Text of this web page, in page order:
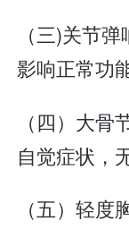
（三)关节
影响正常功
（四）大
自觉症状，
（五）轻度